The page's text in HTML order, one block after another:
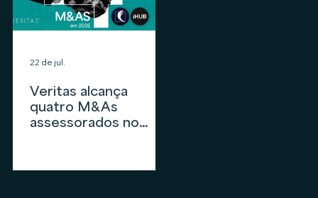
Veritas alcança
quatro M&As
assessorados no
investimentos em
22 de jul.